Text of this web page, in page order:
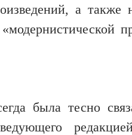
а
была тесно